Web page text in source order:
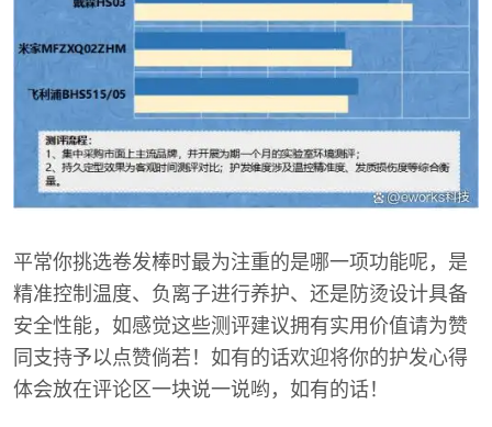
平常你挑选卷发棒时最为注重的是哪一项功能呢，是
精准控制温度、负离子进行养护、还是防烫设计具备
安全性能，如感觉这些测评建议拥有实用价值请为赞
同支持予以点赞倘若！如有的话欢迎将你的护发心得
体会放在评论区一块说一说哟，如有的话！